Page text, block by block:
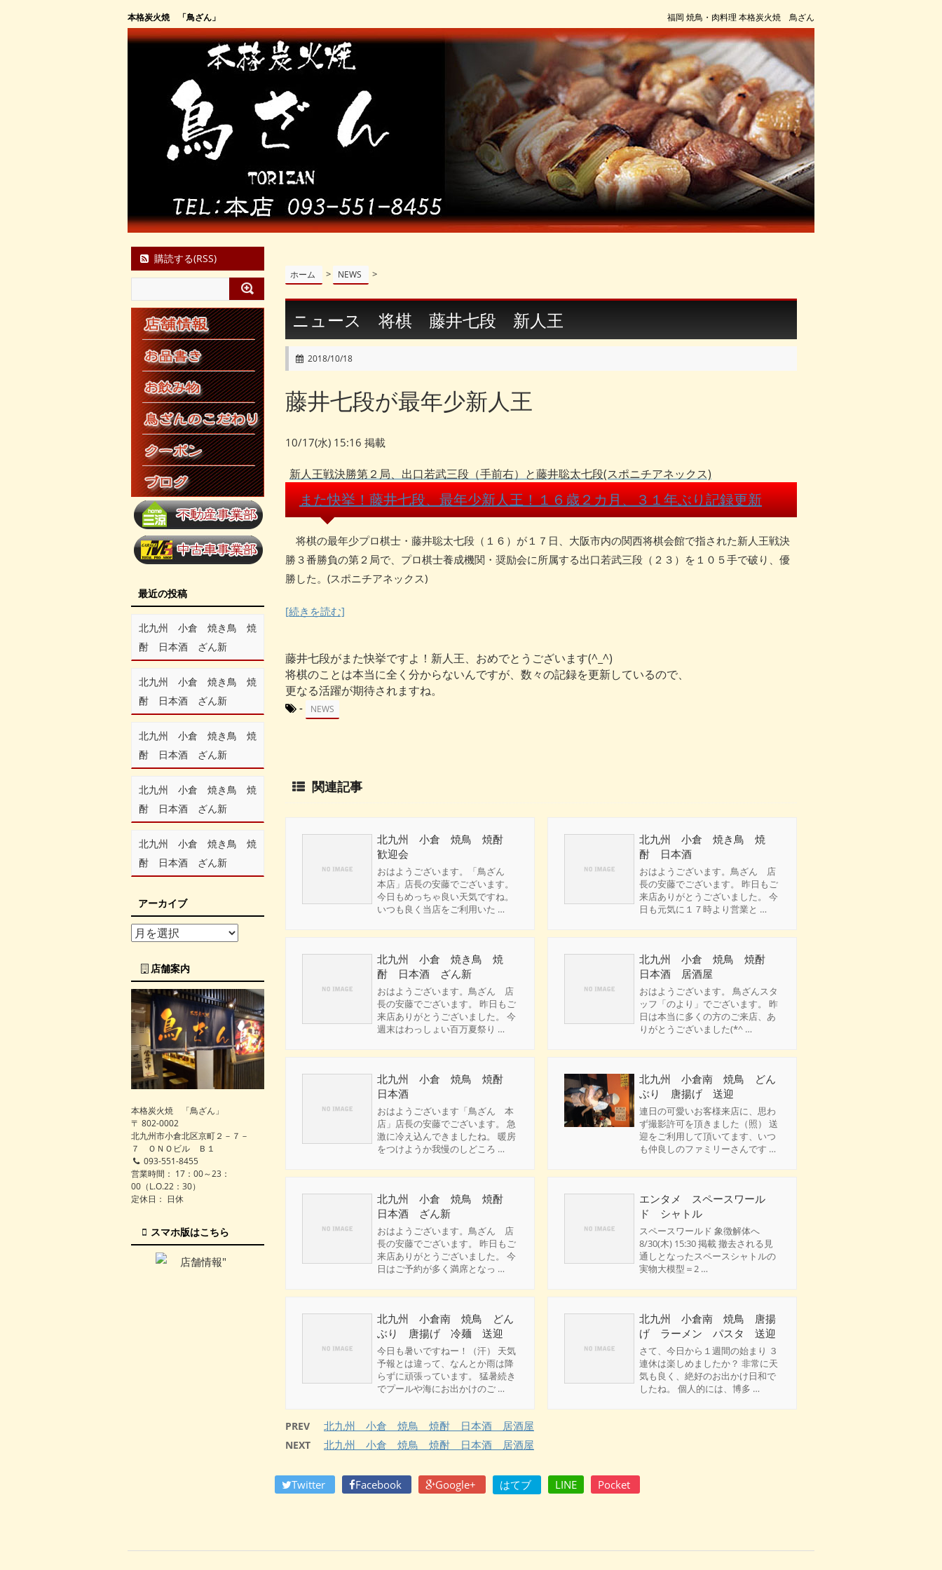
本格炭火焼 「鳥ざん」 福岡 焼鳥・肉料理 本格炭火焼 鳥ざん
ホーム > NEWS >
ニュース 将棋 藤井七段 新人王
2018/10/18
藤井七段が最年少新人王
10/17(水) 15:16 掲載
新人王戦決勝第２局、出口若武三段（手前右）と藤井聡太七段(スポニチアネックス)
また快挙！藤井七段、最年少新人王！１６歳２カ月、３１年ぶり記録更新
将棋の最年少プロ棋士・藤井聡太七段（１６）が１７日、大阪市内の関西将棋会館で指された新人王戦決
勝３番勝負の第２局で、プロ棋士養成機関・奨励会に所属する出口若武三段（２３）を１０５手で破り、優
勝した。(スポニチアネックス)
[続きを読む]
藤井七段がまた快挙ですよ！新人王、おめでとうございます(^_^)
将棋のことは本当に全く分からないんですが、数々の記録を更新しているので、
更なる活躍が期待されますね。
- NEWS
関連記事
北九州 小倉 焼鳥 焼酎
歓迎会
おはようございます。「鳥ざん
本店」店長の安藤でございます。
今日もめっちゃ良い天気ですね。
いつも良く当店をご利用いた …
北九州 小倉 焼き鳥 焼
酎 日本酒
おはようございます。鳥ざん 店
長の安藤でございます。 昨日もご
来店ありがとうございました。 今
日も元気に１７時より営業と …
北九州 小倉 焼き鳥 焼
酎 日本酒 ざん新
おはようございます。鳥ざん 店
長の安藤でございます。 昨日もご
来店ありがとうございました。 今
週末はわっしょい百万夏祭り …
北九州 小倉 焼鳥 焼酎
日本酒 居酒屋
おはようございます。 鳥ざんスタ
ッフ「のより」でございます。 昨
日は本当に多くの方のご来店、あ
りがとうございました(*^ …
北九州 小倉 焼鳥 焼酎
日本酒
おはようございます「鳥ざん 本
店」店長の安藤でございます。 急
激に冷え込んできましたね。 暖房
をつけようか我慢のしどころ …
北九州 小倉南 焼鳥 どん
ぶり 唐揚げ 送迎
連日の可愛いお客様来店に、思わ
ず撮影許可を頂きました（照） 送
迎をご利用して頂いてます、いつ
も仲良しのファミリーさんです …
北九州 小倉 焼鳥 焼酎
日本酒 ざん新
おはようございます。鳥ざん 店
長の安藤でございます。 昨日もご
来店ありがとうございました。 今
日はご予約が多く満席となっ …
エンタメ スペースワール
ド シャトル
スペースワールド 象徴解体へ
8/30(木) 15:30 掲載 撤去される見
通しとなったスペースシャトルの
実物大模型＝2 …
北九州 小倉南 焼鳥 どん
ぶり 唐揚げ 冷麺 送迎
今日も暑いですねー！（汗） 天気
予報とは違って、なんとか雨は降
らずに頑張っています。 猛暑続き
でプールや海にお出かけのご …
北九州 小倉南 焼鳥 唐揚
げ ラーメン パスタ 送迎
さて、今日から１週間の始まり ３
連休は楽しめましたか？ 非常に天
気も良く、絶好のお出かけ日和で
したね。 個人的には、博多 …
PREV 北九州 小倉 焼鳥 焼酎 日本酒 居酒屋
NEXT 北九州 小倉 焼鳥 焼酎 日本酒 居酒屋
Twitter Facebook Google+ はてブ LINE Pocket
購読する(RSS)
最近の投稿
北九州 小倉 焼き鳥 焼
酎 日本酒 ざん新
北九州 小倉 焼き鳥 焼
酎 日本酒 ざん新
北九州 小倉 焼き鳥 焼
酎 日本酒 ざん新
北九州 小倉 焼き鳥 焼
酎 日本酒 ざん新
北九州 小倉 焼き鳥 焼
酎 日本酒 ざん新
アーカイブ
店舗案内
本格炭火焼 「鳥ざん」
〒 802-0002
北九州市小倉北区京町２－７－
７ ＯＮＯビル Ｂ１
093-551-8455
営業時間： 17：00～23：
00（L.O.22：30）
定休日： 日休
スマホ版はこちら